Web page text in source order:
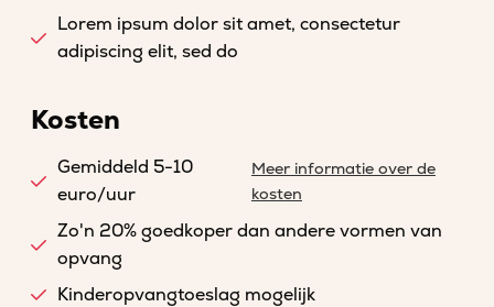
Lorem ipsum dolor sit amet, consectetur
adipiscing elit, sed do
Kosten
Gemiddeld 5-10
euro/uur
Meer informatie over de
kosten
Zo'n 20% goedkoper dan andere vormen van
opvang
Kinderopvangtoeslag mogelijk